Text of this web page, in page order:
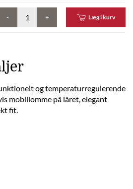
- + Læg i kurv
og temperaturregulerende
mobillomme på låret, elegant
fit.